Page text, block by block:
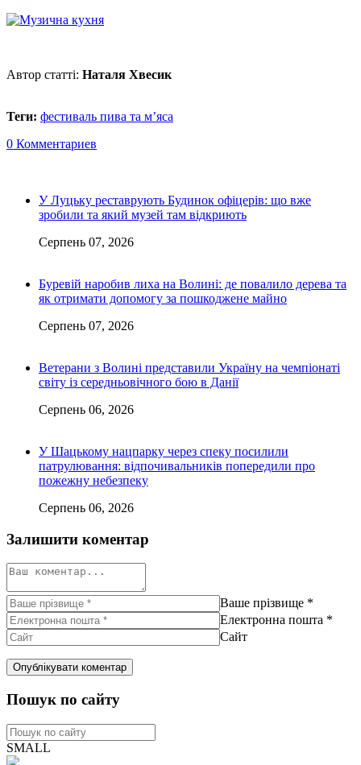
Автор статті: Наталя Хвесик
Теги: фестиваль пива та м’яса
0 Комментариев
У Луцьку реставрують Будинок офіцерів: що вже
зробили та який музей там відкриють
Серпень 07, 2026
Буревій наробив лиха на Волині: де повалило дерева та
як отримати допомогу за пошкоджене майно
Серпень 07, 2026
Ветерани з Волині представили Україну на чемпіонаті
світу із середньовічного бою в Данії
Серпень 06, 2026
У Шацькому нацпарку через спеку посилили
патрулювання: відпочивальників попередили про
пожежну небезпеку
Серпень 06, 2026
Залишити коментар
Ваше прізвище *
Електронна пошта *
Сайт
Пошук по сайту
SMALL